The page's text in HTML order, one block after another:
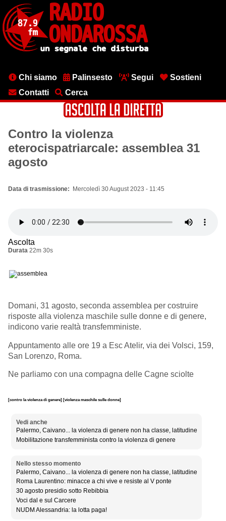
contenuto
principale
MenuChi siamo Palinsesto Segui
Sostieni
Contatti
Cerca
Contro la violenza
eterocispatriarcale: assemblea 31
agosto
Data di trasmissione Mercoledì 30 August 2023 - 11:45
Ascolta
Durata 22m 30s
Domani, 31 agosto, seconda assemblea per costruire
risposte alla violenza maschile sulle donne e di genere,
indicono varie realtà transfemministe.
Appuntamento alle ore 19 a Esc Atelir, via dei Volsci, 159,
San Lorenzo, Roma.
Ne parliamo con una compagna delle Cagne sciolte
[contro la violenza di genere] [violenza maschile sulle donne]
Vedi anche
Palermo, Caivano... la violenza di genere non ha classe, latitudine
Mobilitazione transfemminista contro la violenza di genere
Nello stesso momento
Palermo, Caivano... la violenza di genere non ha classe, latitudine
Roma Laurentino: minacce a chi vive e resiste al V ponte
30 agosto presidio sotto Rebibbia
Voci dal e sul Carcere
NUDM Alessandria: la lotta paga!